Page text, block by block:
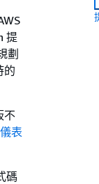
提
劃
的
不
表
碼